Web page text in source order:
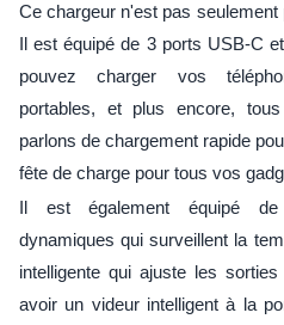
Ce chargeur n'est pas seulement
Il est équipé de 3 ports USB-C
pouvez charger vos
portables, et plus encore,
parlons de chargement rapide
fête de charge pour tous vos
Il est également équipé
dynamiques qui surveillent la
intelligente qui ajuste les
avoir un videur intelligent à la